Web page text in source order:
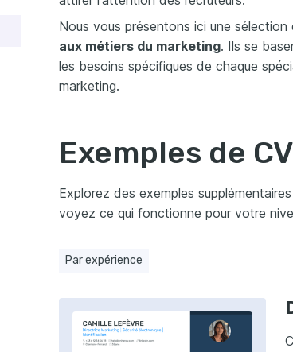
Nous vous présentons ici une sélection
aux métiers du marketing. Ils se
les besoins spécifiques de chaque
marketing.
Exemples de
Explorez des exemples
voyez ce qui fonctionne pour votre
Par expérience